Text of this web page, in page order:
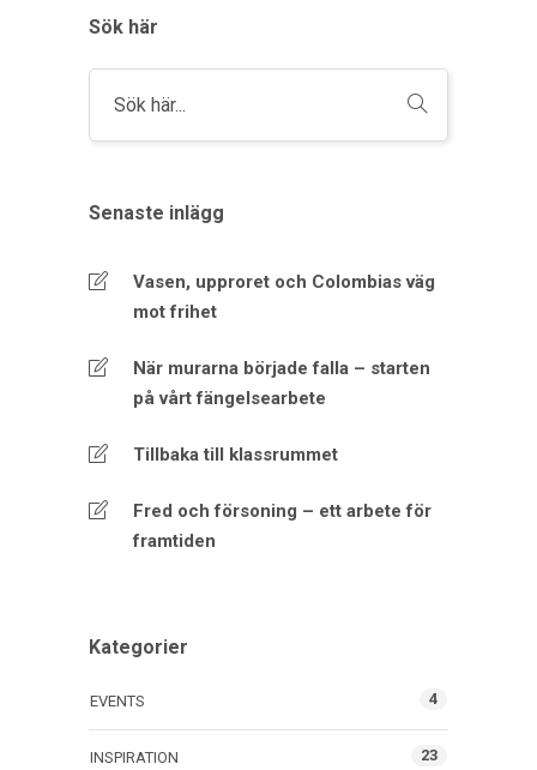
Sök här
Senaste inlägg
Vasen, upproret och Colombias väg
mot frihet
När murarna började falla – starten
på vårt fängelsearbete
Tillbaka till klassrummet
Fred och försoning – ett arbete för
framtiden
Kategorier
EVENTS 4
INSPIRATION 23